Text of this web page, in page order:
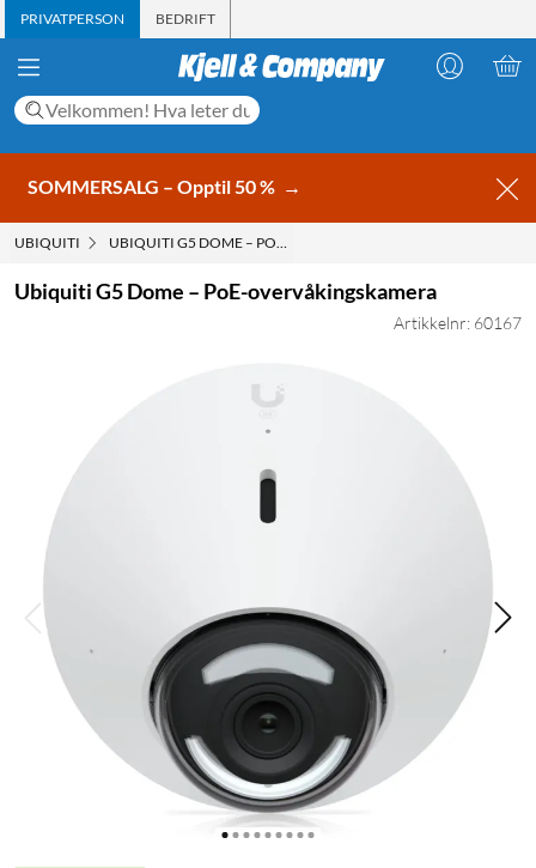
PRIVATPERSON BEDRIFT
SOMMERSALG – Opptil 50 % →
UBIQUITI UBIQUITI G5 DOME – POE-OVERVÅKINGSKAMERA
Ubiquiti G5 Dome – PoE-overvåkingskamera
Artikkelnr: 60167